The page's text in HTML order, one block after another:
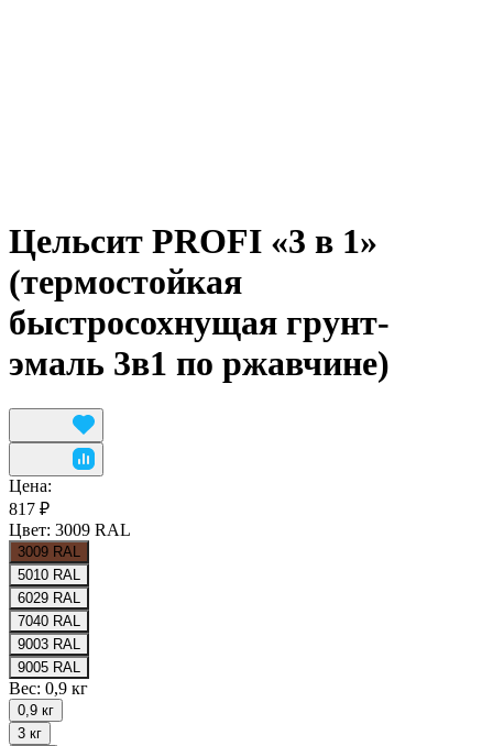
Цельсит PROFI «3 в 1»
(термостойкая
быстросохнущая грунт-
эмаль 3в1 по ржавчине)
Цена:
817 ₽
Цвет: 3009 RAL
3009 RAL
5010 RAL
6029 RAL
7040 RAL
9003 RAL
9005 RAL
Вес: 0,9 кг
0,9 кг
3 кг